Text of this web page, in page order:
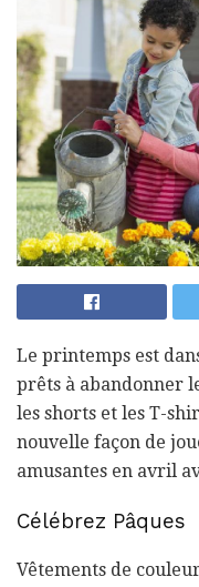
Le printemps est
prêts à abandonner
les shorts et les T-
nouvelle façon de
amusantes en avril
Célébrez Pâques
Vêtements de